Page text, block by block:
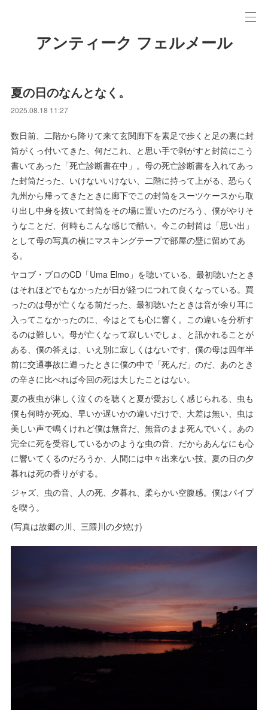
アンティーク フェルメール
夏の日のなんとなく。
2025.08.18 11:27
数日前、二階から降りて来て玄関廊下を素足で歩くと足の裏に封
筒がくっ付いてきた、何だこれ、と思い手で剥がすと封筒にこう
書いてあった「死亡診断書在中」。母の死亡診断書を入れてあっ
た封筒だった、いけないいけない、二階に持って上がる、恐らく
九州から帰ってきたときに廊下でこの封筒をスーツケースから取
り出し中身を抜いて封筒をその場に置いたのだろう、僕がやりそ
うなことだ、何時もこんな感じで酷い。今この封筒は「思い出」
として母の写真の横にマスキングテープで部屋の壁に留めてあ
る。
ヤコブ・ブロのCD「Uma Elmo」を聴いている、最初聴いたとき
はそれほどでもなかったが日が経つにつれて良くなっている。買
ったのは母が亡くなる前だった、最初聴いたときは音が余り耳に
入ってこなかったのに、今はとても心に響く。この違いを分析す
るのは難しい。母が亡くなって寂しいでしょ、と訊かれることが
ある、僕の答えは、いえ別に寂しくはないです、僕の母は四年半
前に交通事故に遭ったときに僕の中で「死んだ」のだ、あのとき
の辛さに比べれば今回の死は大したことはない。
夏の夜虫が淋しく泣くのを聴くと夏が愛おしく感じられる、虫も
僕も何時か死ぬ、早いか遅いかの違いだけで、大差は無い、虫は
美しい声で鳴くけれど僕は無音だ、無音のまま死んでいく。あの
完全に死を受容しているかのような虫の音、だからあんなにも心
に響いてくるのだろうか、人間には中々出来ない技。夏の日の夕
暮れは死の香りがする。
ジャズ、虫の音、人の死、夕暮れ、柔らかい空腹感。僕はパイプ
を喫う。
(写真は故郷の川、三隈川の夕焼け)